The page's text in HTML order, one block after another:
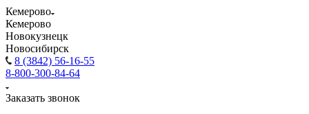
Кемерово
Кемерово
Новокузнецк
Новосибирск
8 (3842) 56-16-55
8-800-300-84-64
Заказать звонок